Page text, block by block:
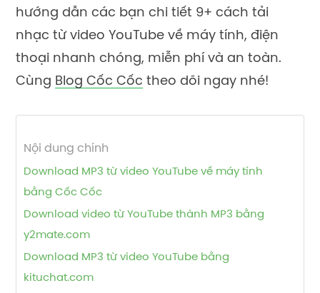
hướng dẫn các bạn chi tiết 9+ cách tải
nhạc từ video YouTube về máy tính, điện
thoại nhanh chóng, miễn phí và an toàn.
Cùng Blog Cốc Cốc theo dõi ngay nhé!
Nội dung chính
Download MP3 từ video YouTube về máy tính
bằng Cốc Cốc
Download video từ YouTube thành MP3 bằng
y2mate.com
Download MP3 từ video YouTube bằng
kituchat.com